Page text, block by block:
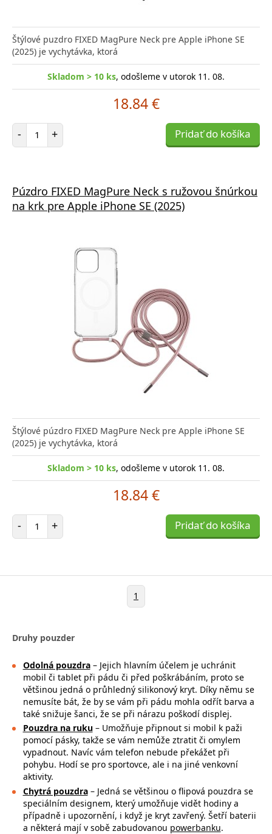
Štýlové puzdro FIXED MagPure Neck pre Apple iPhone SE
(2025) je vychytávka, ktorá
Skladom > 10 ks, odošleme v utorok 11. 08.
18.84 €
- Počet položiek
+ Pridať do košíka
Púzdro FIXED MagPure Neck s ružovou šnúrkou
na krk pre Apple iPhone SE (2025)
Štýlové púzdro FIXED MagPure Neck pre Apple iPhone SE
(2025) je vychytávka, ktorá
Skladom > 10 ks, odošleme v utorok 11. 08.
18.84 €
- Počet položiek
+ Pridať do košíka
1
Druhy pouzder
Odolná pouzdra– Jejich hlavním účelem je uchránit
mobil či tablet při pádu či před poškrábáním, proto se
většinou jedná o průhledný silikonový kryt. Díky němu se
nemusíte bát, že by se vám při pádu mohla odřít barva a
také snižuje šanci, že se při nárazu poškodí displej.
Pouzdra na ruku– Umožňuje připnout si mobil k paži
pomocí pásky, takže se vám nemůže ztratit či omylem
vypadnout. Navíc vám telefon nebude překážet při
pohybu. Hodí se pro sportovce, ale i na jiné venkovní
aktivity.
Chytrá pouzdra– Jedná se většinou o flipová pouzdra se
speciálním designem, který umožňuje vidět hodiny a
případně i upozornění, i když je kryt zavřený. Šetří baterii
a některá mají v sobě zabudovanou powerbanku.